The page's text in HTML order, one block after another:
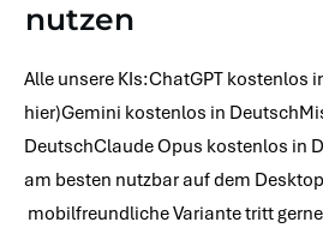
nutzen
Alle unsere KIs:ChatGPT kostenlos
hier)Gemini kostenlos in
DeutschClaude Opus kostenlos in
am besten nutzbar auf dem
mobilfreundliche Variante tritt